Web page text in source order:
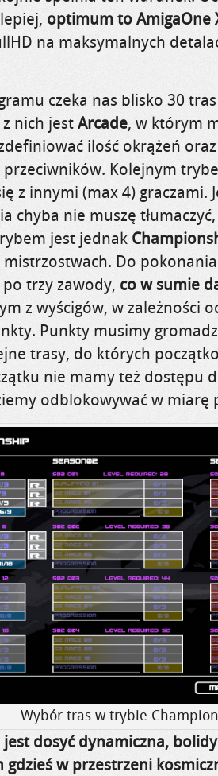
optimum to AmigaOne
na maksymalnych
czeka nas blisko 30
nich jestArcade, w którym
ilość okrążeń
Kolejnym
z innymi (max4) graczami.
chyba nie muszę
jest jednak
mistrzostwach. Do
trzy zawody, co w sumie
z wyścigów, w zależności
Punkty musimy
trasy, do których
nie mamy też dostępu
odblokowywać w miarę
Wybór tras w trybie
dosyć dynamiczna,
gdzieś w przestrzeni